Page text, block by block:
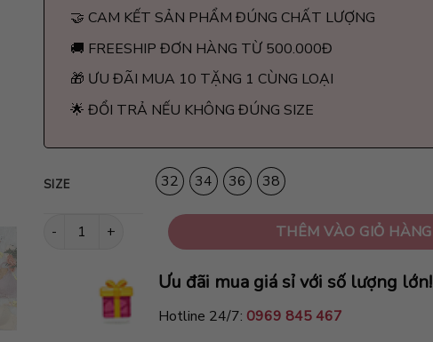
🤝 CAM KẾT SẢN PHẨM ĐÚNG CHẤT LƯỢNG
🚚 FREESHIP ĐƠN HÀNG TỪ 500.000Đ
🎁 ƯU ĐÃI MUA 10 TẶNG 1 CÙNG LOẠI
🌟 ĐỔI TRẢ NẾU KHÔNG ĐÚNG SIZE
SIZE 32 34 36 38
Áo ngực cài trước cao cấp AC1 số lượngTHÊM VÀO GIỎ HÀNG
Ưu đãi mua giá sỉ với số lượng lớn!
Hotline 24/7: 0969 845 467